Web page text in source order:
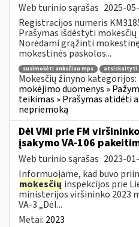
Web turinio sąrašas 2025-
Registracijos numeris
Prašymas išdėstyti mokesčių
Norėdami grąžinti
mokestinės paskolos...
susimokėti anksčiau mps atsiskaityti
Mokesčių žinyno kategorijos:
mokėjimo duomenys »
teikimas » Prašymas atidėti
nepriemoką
Dėl VMI prie FM
įsakymo VA-106
Web turinio sąrašas 2023-
Informuojame, kad buvo
mokesčių inspekcijos prie
ministerijos viršininko 2023
VA-3 „Dėl...
Metai: 2023